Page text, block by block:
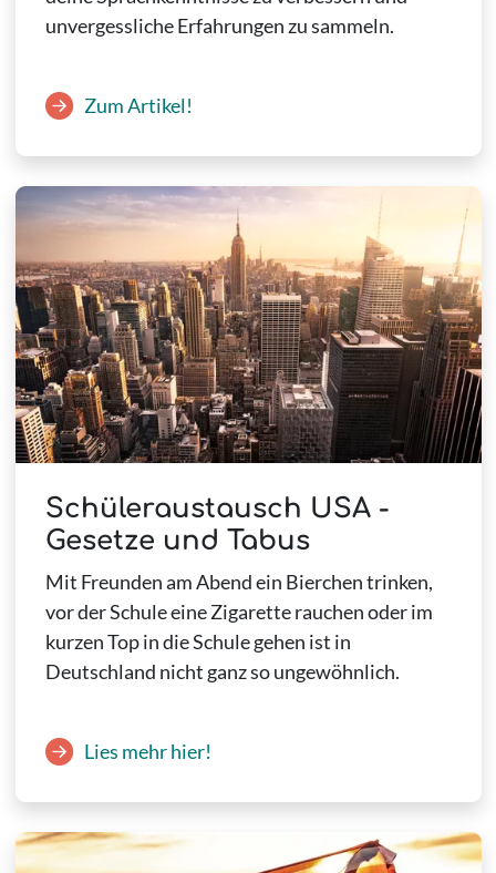
unvergessliche Erfahrungen zu sammeln.
Zum Artikel!
Schüleraustausch USA -
Gesetze und Tabus
Mit Freunden am Abend ein Bierchen trinken,
vor der Schule eine Zigarette rauchen oder im
kurzen Top in die Schule gehen ist in
Deutschland nicht ganz so ungewöhnlich.
Lies mehr hier!